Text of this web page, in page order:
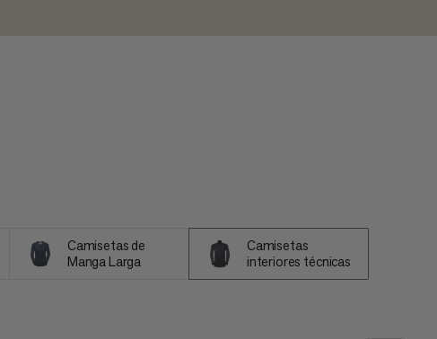
Camisetas de
Manga Larga
Camisetas
interiores técnicas